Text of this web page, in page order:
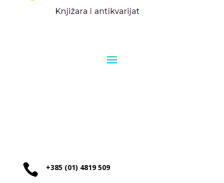
 +385 (01) 4819 509